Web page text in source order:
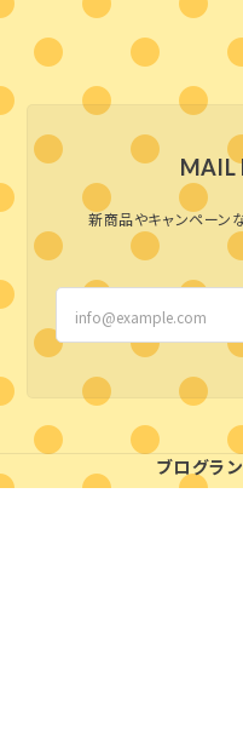
MAIL
新商品やキャンペーン
ブログラ